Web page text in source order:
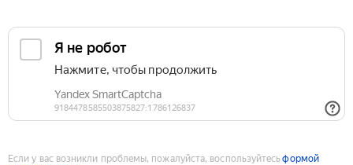
Если у вас возникли проблемы, пожалуйста, воспользуйтесьформой